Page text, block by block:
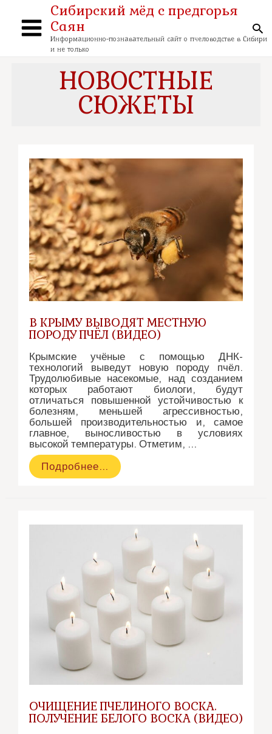
содержимому
Main
Menu
Сибирский мёд с предгорья
Саян
Информационно-познавательный сайт о пчеловодстве в Сибири
и не только
НОВОСТНЫЕ
СЮЖЕТЫ
В КРЫМУ ВЫВОДЯТ МЕСТНУЮ
ПОРОДУ ПЧЁЛ (ВИДЕО)
Крымские учёные с помощью ДНК-
технологий выведут новую породу пчёл.
Трудолюбивые насекомые, над созданием
которых работают биологи, будут
отличаться повышенной устойчивостью к
болезням, меньшей агрессивностью,
большей производительностью и, самое
главное, выносливостью в условиях
высокой температуры. Отметим, …
В
Крыму
(видео)
Подробнее…
ОЧИЩЕНИЕ ПЧЕЛИНОГО ВОСКА.
ПОЛУЧЕНИЕ БЕЛОГО ВОСКА (ВИДЕО)